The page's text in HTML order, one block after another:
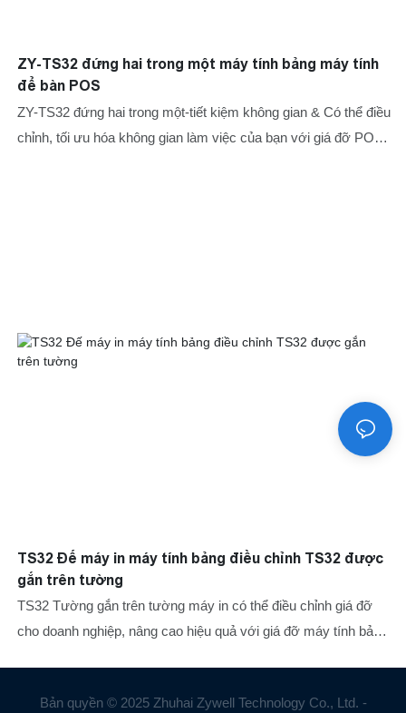
ZY-TS32 đứng hai trong một máy tính bảng máy tính
để bàn POS
ZY-TS32 đứng hai trong một-tiết kiệm không gian & Có thể điều
chỉnh, tối ưu hóa không gian làm việc của bạn với giá đỡ POS
TS32 Đế máy in máy tính bảng điều chỉnh TS32 được
gắn trên tường
TS32 Tường gắn trên tường máy in có thể điều chỉnh giá đỡ
cho doanh nghiệp, nâng cao hiệu quả với giá đỡ máy tính bảng
thiện quy trình làm việc
Bản quyền © 2025 Zhuhai Zywell Technology Co., Ltd. -